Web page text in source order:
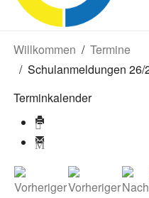
Willkommen
Termine
Schulanmeldungen
Terminkalender